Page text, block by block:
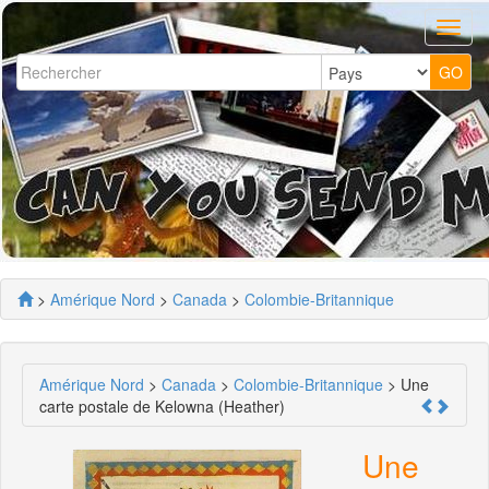
> Amérique Nord > Canada > Colombie-Britannique
Amérique Nord > Canada > Colombie-Britannique > Une
carte postale de Kelowna (Heather)
Une